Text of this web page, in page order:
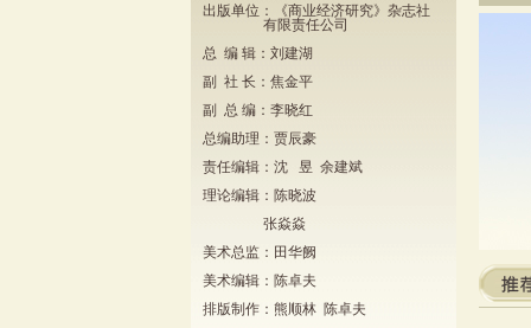
出版单位：《商业经济研究》杂志社
有限责任公司
总 编 辑：刘建湖
副 社 长：焦金平
副 总 编：李晓红
总编助理：贾辰豪
责任编辑：沈 昱 余建斌
理论编辑：陈晓波
张焱焱
美术总监：田华阙
美术编辑：陈卓夫
排版制作：熊顺林 陈卓夫